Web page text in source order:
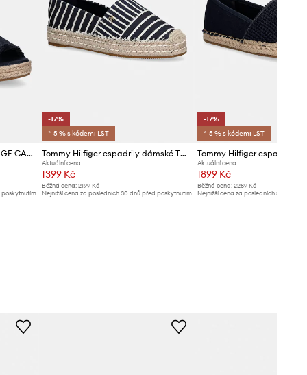
Sandály Tommy Hilfiger FRINGE CANVAS MEDIUM WEDGE
poskytnutím
-17%
*-5 % s kódem: LST
Tommy Hilfiger espadrily dámské TH PLATFORM ESPADRILLE STRIPES
Aktuální cena:
1399 Kč
Běžná cena:2199 Kč
Nejnižší cena za posledních 30 dnů před poskytnutím
-17%
*-5 % s kódem: LST
Aktuální cena:
1899 Kč
Běžná cena: 2289 Kč
Nejnižší cena za posledních 30 dnů